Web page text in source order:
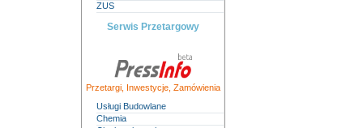
ZUS
Serwis Przetargowy
Przetargi, Inwestycje, Zamówienia
Usługi Budowlane
Chemia